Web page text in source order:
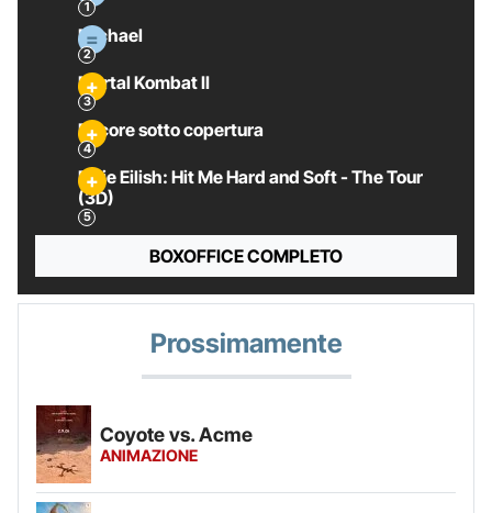
Michael
Mortal Kombat II
Pecore sotto copertura
Billie Eilish: Hit Me Hard and Soft - The Tour
(3D)
BOXOFFICE COMPLETO
Prossimamente
Coyote vs. Acme
ANIMAZIONE